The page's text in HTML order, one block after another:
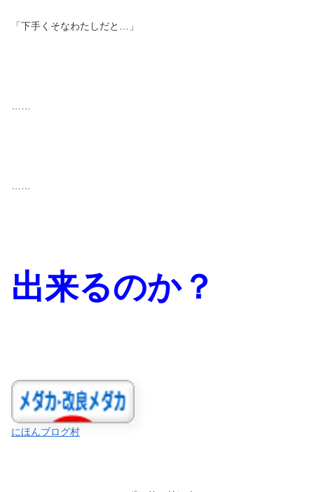
「下手くそなわたしだと…」
出来るのか？
にほんブログ村